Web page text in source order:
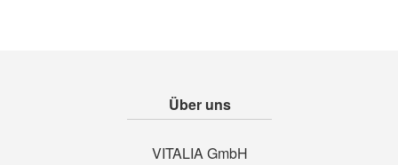
Über uns
VITALIA GmbH